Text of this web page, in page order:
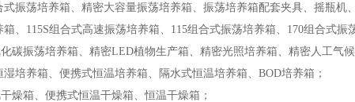
振荡培养箱、精密大容量振荡培养箱、振荡培养箱配套夹具、摇瓶
、115S组合式高速振荡培养箱、115组合式振荡培养箱、170组合式振
碳振荡培养箱、精密LED植物生产箱、精密光照培养箱、精密人工气
培养箱、便携式恒温培养箱、隔水式恒温培养箱、BOD培养箱；
燥箱、便携式恒温干燥箱、恒温干燥箱；